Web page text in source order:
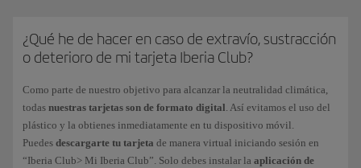
¿Qué he de hacer en caso de extravío, sustracción
o deterioro de mi tarjeta Iberia Club?
Como parte de nuestro objetivo para alcanzar la neutralidad climática,
todas nuestras tarjetas son de formato digital. Así evitamos el uso del
plástico y la obtienes inmediatamente en tu dispositivo móvil.
Puedes descargarte tu tarjeta de manera virtual iniciando sesión en
“Iberia Club> Mi Iberia Club”. Solo debes instalar la aplicación de